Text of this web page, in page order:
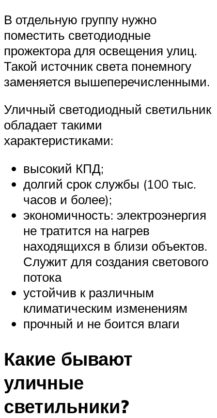
В отдельную группу нужно
поместить светодиодные
прожектора для освещения улиц.
Такой источник света понемногу
заменяется вышеперечисленными.
Уличный светодиодный светильник
обладает такими
характеристиками:
высокий КПД;
долгий срок службы (100 тыс.
часов и более);
экономичность: электроэнергия
не тратится на нагрев
находящихся в близи объектов.
Служит для создания светового
потока
устойчив к различным
климатическим изменениям
прочный и не боится влаги
Какие бывают
уличные
светильники?